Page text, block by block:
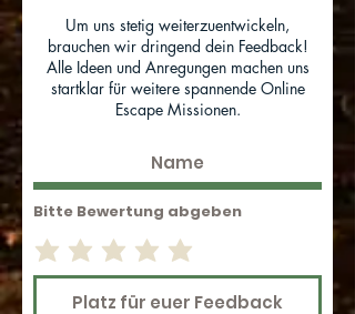
Um uns stetig weiterzuentwickeln,
brauchen wir dringend dein Feedback!
Alle Ideen und Anregungen machen uns
startklar für weitere spannende Online
Escape Missionen.
Bitte Bewertung abgeben